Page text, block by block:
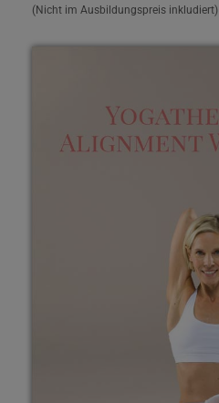
(Nicht im Ausbildungspreis inkludiert)